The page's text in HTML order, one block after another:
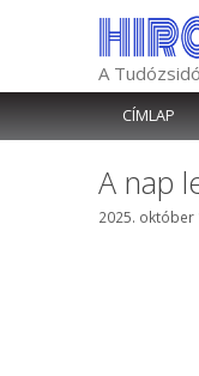
A
CÍMLAP
A nap
2025. október